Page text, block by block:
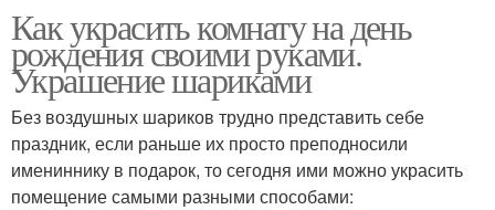
Как украсить комнату на день
рождения своими руками.
Украшение шариками
Без воздушных шариков трудно представить себе
праздник, если раньше их просто преподносили
имениннику в подарок, то сегодня ими можно украсить
помещение самыми разными способами: